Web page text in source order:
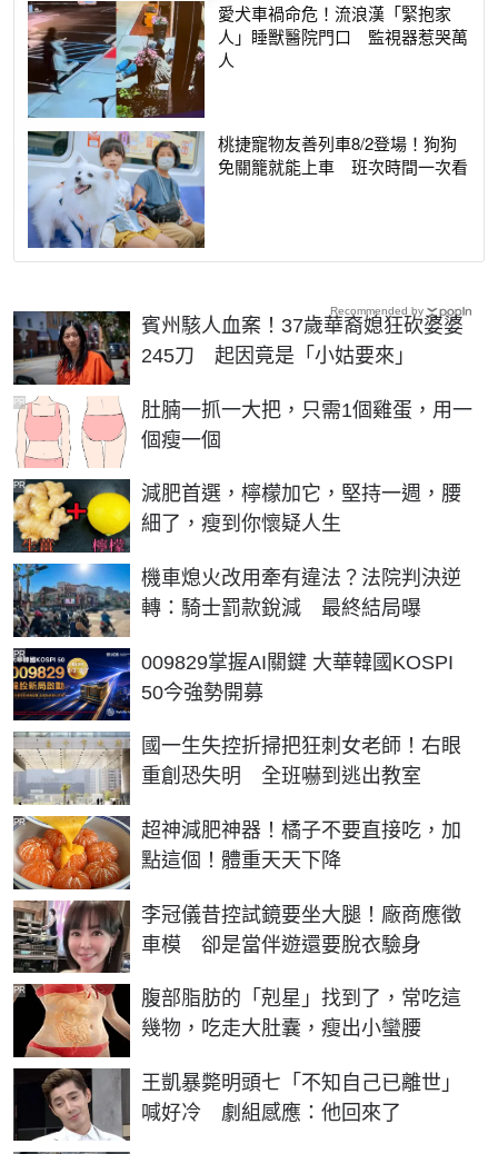
愛犬車禍命危！流浪漢「緊抱家
人」睡獸醫院門口 監視器惹哭萬
人
桃捷寵物友善列車8/2登場！狗狗
免關籠就能上車 班次時間一次看
賓州駭人血案！37歲華裔媳狂砍婆婆
245刀 起因竟是「小姑要來」
肚腩一抓一大把，只需1個雞蛋，用一
個瘦一個
PR
減肥首選，檸檬加它，堅持一週，腰
細了，瘦到你懷疑人生
PR
機車熄火改用牽有違法？法院判決逆
轉：騎士罰款銳減 最終結局曝
009829掌握AI關鍵 大華韓國KOSPI
50今強勢開募
PR
國一生失控折掃把狂刺女老師！右眼
重創恐失明 全班嚇到逃出教室
超神減肥神器！橘子不要直接吃，加
點這個！體重天天下降
PR
李冠儀昔控試鏡要坐大腿！廠商應徵
車模 卻是當伴遊還要脫衣驗身
腹部脂肪的「剋星」找到了，常吃這
幾物，吃走大肚囊，瘦出小蠻腰
PR
王凱暴斃明頭七「不知自己已離世」
喊好冷 劇組感應：他回來了
Recommended by